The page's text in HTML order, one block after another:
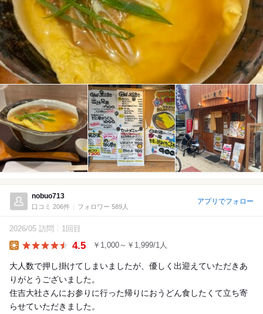
nobuo713
口コミ 206件 フォロワー 589人
アプリでフォロー
2026/05 訪問 1回目
4.5 ￥1,000～￥1,999/1人
大人数で押し掛けてしまいましたが、優しく出迎えていただきあ
りがとうございました。
住吉大社さんにお参りに行った帰りにおうどん食したくて立ち寄
らせていただきました。